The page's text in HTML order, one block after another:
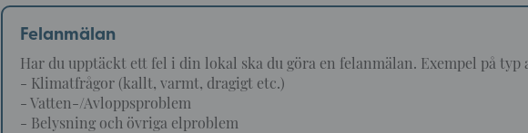
Felanmälan
Har du upptäckt ett fel i din lokal ska du göra en felanmälan. Exempel på typ
- Klimatfrågor (kallt, varmt, dragigt etc.)
- Vatten-/Avloppsproblem
- Belysning och övriga elproblem